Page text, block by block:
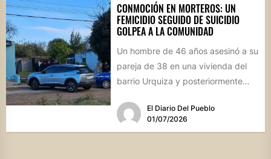
CONMOCIÓN EN MORTEROS: UN
FEMICIDIO SEGUIDO DE SUICIDIO
GOLPEA A LA COMUNIDAD
Un hombre de 46 años asesinó a su
pareja de 38 en una vivienda del
barrio Urquiza y posteriormente
El Diario Del Pueblo
01/07/2026